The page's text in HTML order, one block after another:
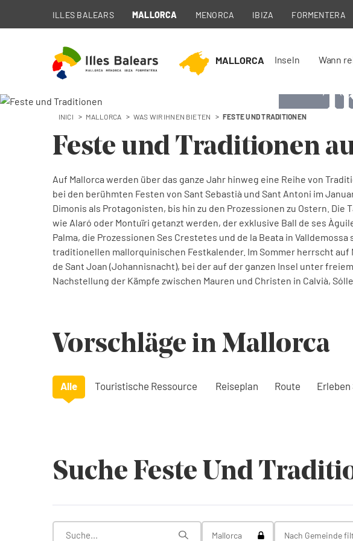
ILLES BALEARS MALLORCA MENORCA IBIZA FORMENTERA
MALLORCA Inseln Wann
Es ist
Es ist
Der
INICI MALLORCA WAS WIR IHNEN BIETEN FESTE UND TRADITIONEN
Feste und Traditionen
Auf Mallorca werden über das ganze Jahr hinweg eine Reihe von
bei den berühmten Festen von Sant Sebastià und Sant Antoni im
Dimonis als Protagonisten, bis hin zu den Prozessionen zu Ostern. Die
wie Alaró oder Montuïri getanzt werden, der exklusive Ball de ses
Palma, die Prozessionen Ses Crestetes und de la Beata in
traditionellen mallorquinischen Festkalender. Im Sommer herrscht auf
de Sant Joan (Johannisnacht), bei der auf der ganzen Insel unter
Nachstellung der Kämpfe zwischen Mauren und Christen in Calvià,
Vorschläge in Mallorca
Alle Touristische Ressource Reiseplan Route Erleben
Suche Feste Und
Toggle Select
Mallorca Nach Gemeinde